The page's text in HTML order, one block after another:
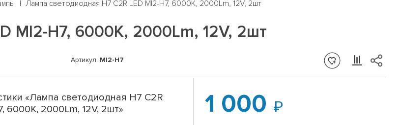
Лампа светодиодная H7 C2R LED MI2-H7, 6000K, 2000Lm, 12V, 2шт
MI2-H7, 6000K, 2000Lm, 12V, 2шт
Артикул: MI2-H7
«Лампа светодиодная H7 C2R
6000K, 2000Lm, 12V, 2шт»
1 000